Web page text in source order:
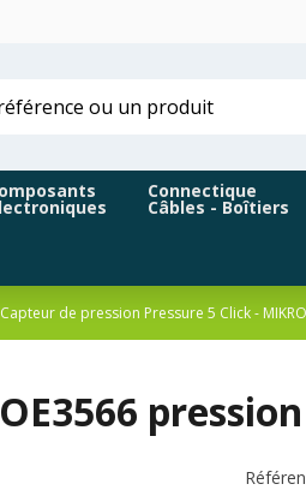
Connectique
Câbles - Boîtiers
Capteur de pression Pressure 5 Click -